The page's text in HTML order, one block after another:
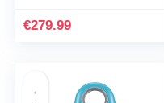
€279.99